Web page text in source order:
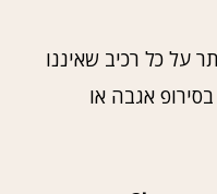
על כל רכיב שאיננו
אגבה או